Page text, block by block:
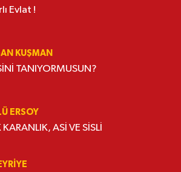
Evlat !
KUŞMAN
TANIYORMUSUN?
ERSOY
ASİ VE SİSLİ